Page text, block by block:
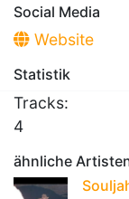
Social Media
Website
Statistik
Tracks:
4
ähnliche